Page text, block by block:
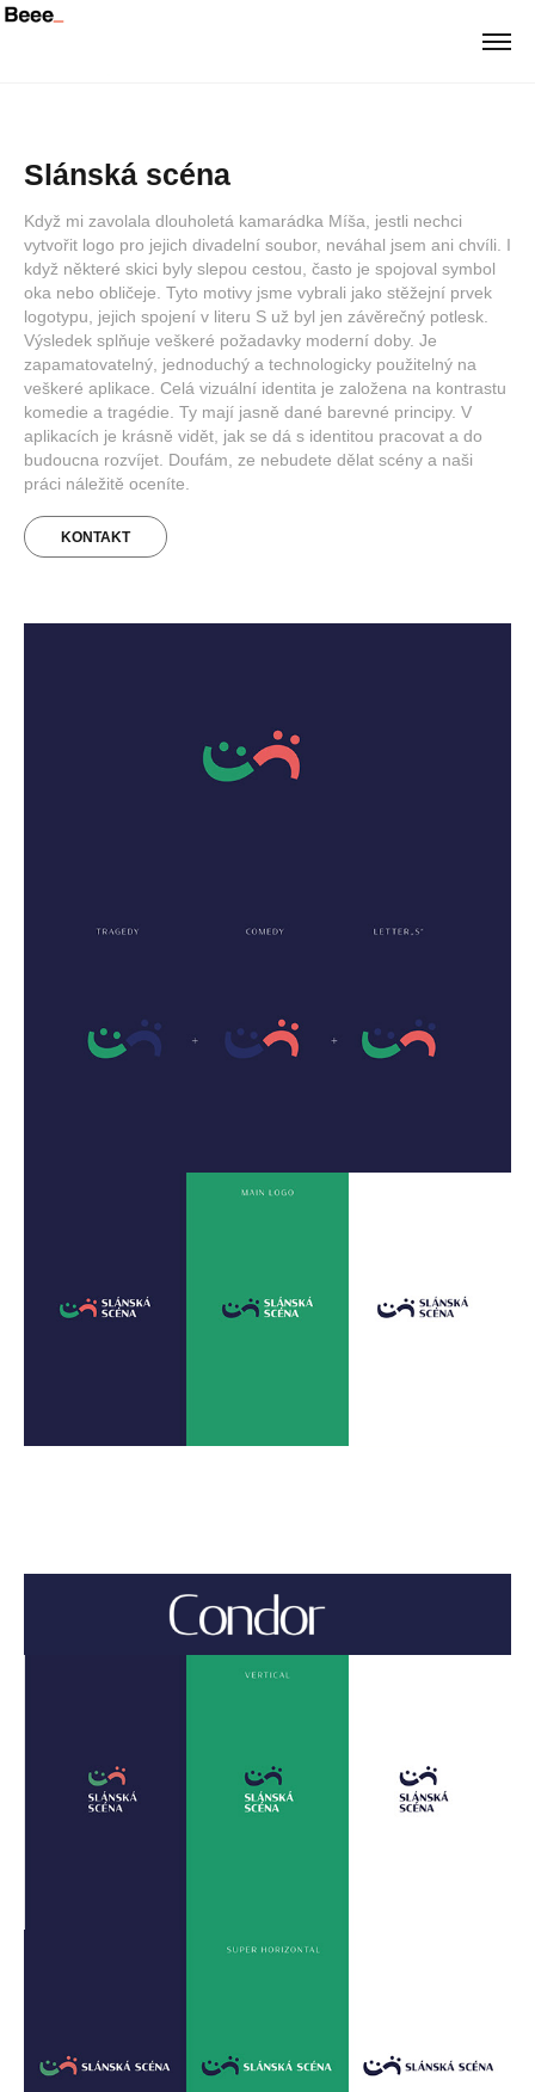
Slánská scéna
Když mi zavolala dlouholetá kamarádka Míša, jestli nechci
vytvořit logo pro jejich divadelní soubor, neváhal jsem ani chvíli. I
když některé skici byly slepou cestou, často je spojoval symbol
oka nebo obličeje. Tyto motivy jsme vybrali jako stěžejní prvek
logotypu, jejich spojení v literu S už byl jen závěrečný potlesk.
Výsledek splňuje veškeré požadavky moderní doby. Je
zapamatovatelný, jednoduchý a technologicky použitelný na
veškeré aplikace. Celá vizuální identita je založena na kontrastu
komedie a tragédie. Ty mají jasně dané barevné principy. V
aplikacích je krásně vidět, jak se dá s identitou pracovat a do
budoucna rozvíjet. Doufám, ze nebudete dělat scény a naši
práci náležitě oceníte.
KONTAKT